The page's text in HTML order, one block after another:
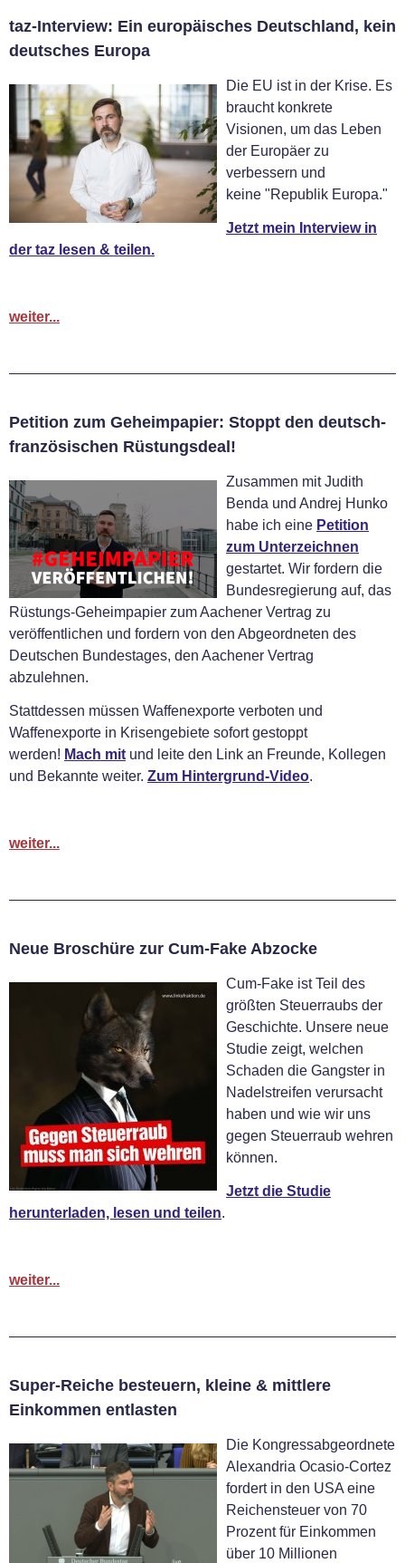
taz-Interview: Ein europäisches Deutschland, kein
deutsches Europa
Die EU ist in der Krise. Es
braucht konkrete
Visionen, um das Leben
der Europäer zu
verbessern und
keine "Republik Europa."
Jetzt mein Interview in
der taz lesen & teilen.
weiter...
Petition zum Geheimpapier: Stoppt den deutsch-
französischen Rüstungsdeal!
Zusammen mit Judith
Benda und Andrej Hunko
habe ich eine Petition
zum Unterzeichnen
gestartet. Wir fordern die
Bundesregierung auf, das
Rüstungs-Geheimpapier zum Aachener Vertrag zu
veröffentlichen und fordern von den Abgeordneten des
Deutschen Bundestages, den Aachener Vertrag
abzulehnen.
Stattdessen müssen Waffenexporte verboten und
Waffenexporte in Krisengebiete sofort gestoppt
werden! Mach mit und leite den Link an Freunde, Kollegen
und Bekannte weiter. Zum Hintergrund-Video.
weiter...
Neue Broschüre zur Cum-Fake Abzocke
Cum-Fake ist Teil des
größten Steuerraubs der
Geschichte. Unsere neue
Studie zeigt, welchen
Schaden die Gangster in
Nadelstreifen verursacht
haben und wie wir uns
gegen Steuerraub wehren
können.
Jetzt die Studie
herunterladen, lesen und teilen.
weiter...
Super-Reiche besteuern, kleine & mittlere
Einkommen entlasten
Die Kongressabgeordnete
Alexandria Ocasio-Cortez
fordert in den USA eine
Reichensteuer von 70
Prozent für Einkommen
über 10 Millionen